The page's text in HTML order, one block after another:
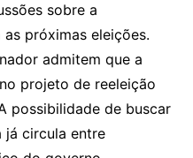
sobre a
próximas eleições.
admitem que a
projeto de reeleição
possibilidade de buscar
já circula entre